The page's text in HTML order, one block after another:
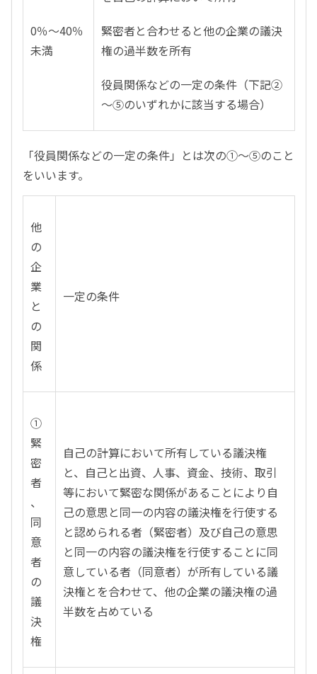
0％～40％
未満
緊密者と合わせると他の企業の議決
権の過半数を所有
役員関係などの一定の条件（下記②
～⑤のいずれかに該当する場合）
「役員関係などの一定の条件」とは次の①～⑤のこと
をいいます。
他
の
企
業
と
の
関
係
一定の条件
①
緊
密
者
、
同
意
者
の
議
決
権
自己の計算において所有している議決権
と、自己と出資、人事、資金、技術、取引
等において緊密な関係があることにより自
己の意思と同一の内容の議決権を行使する
と認められる者（緊密者）及び自己の意思
と同一の内容の議決権を行使することに同
意している者（同意者）が所有している議
決権とを合わせて、他の企業の議決権の過
半数を占めている